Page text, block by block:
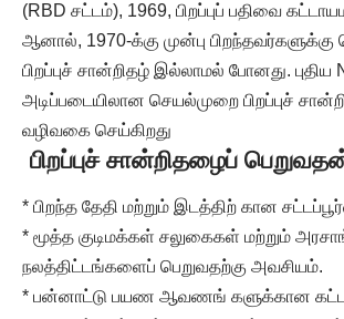
(RBD சட்டம்), 1969, பிறப்புப் பதிவை
ஆனால், 1970-க்கு முன்பு பிறந்தவர்களுக்கு
பிறப்புச் சான்றிதழ் இல்லாமல் போனது. புதிய
அடிப்படையிலான செயல்முறை பிறப்புச்
வழிவகை செய்கிறது
பிறப்புச் சான்றிதழைப்
* பிறந்த தேதி மற்றும் இடத்திற் கான
* மூத்த குடிமக்கள் சலுகைகள் மற்றும்
நலத்திட்டங்களைப் பெறுவதற்கு அவசியம்.
* பன்னாட்டு பயண ஆவணங் களுக்கான